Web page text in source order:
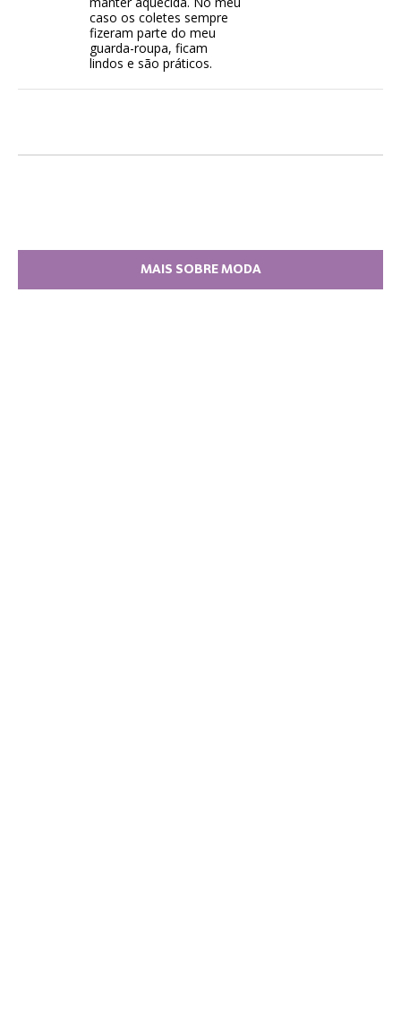
caso os coletes sempre
fizeram parte do meu
guarda-roupa, ficam
lindos e são práticos.
MAIS SOBRE MODA